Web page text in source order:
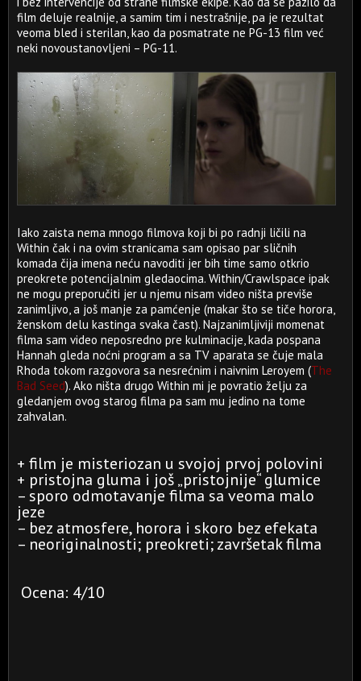
film deluje realnije, a samim tim i nestrašnije, pa je rezultat
veoma bled i sterilan, kao da posmatrate ne PG-13 film već
neki novoustanovljeni – PG-11.
Iako zaista nema mnogo filmova koji bi po radnji ličili na
Within čak i na ovim stranicama sam opisao par sličnih
komada čija imena neću navoditi jer bih time samo otkrio
preokrete potencijalnim gledaocima. Within/Crawlspace ipak
ne mogu preporučiti jer u njemu nisam video ništa previše
zanimljivo, a još manje za pamćenje (makar što se tiče horora,
ženskom delu kastinga svaka čast). Najzanimljiviji momenat
filma sam video neposredno pre kulminacije, kada pospana
Hannah gleda noćni program a sa TV aparata se čuje mala
Rhoda tokom razgovora sa nesrećnim i naivnim Leroyem (The
Bad Seed). Ako ništa drugo Within mi je povratio želju za
gledanjem ovog starog filma pa sam mu jedino na tome
zahvalan.
+ film je misteriozan u svojoj prvoj polovini
+ pristojna gluma i još „pristojnije“ glumice
– sporo odmotavanje filma sa veoma malo
jeze
– bez atmosfere, horora i skoro bez efekata
– neoriginalnosti; preokreti; završetak filma
Ocena: 4/10